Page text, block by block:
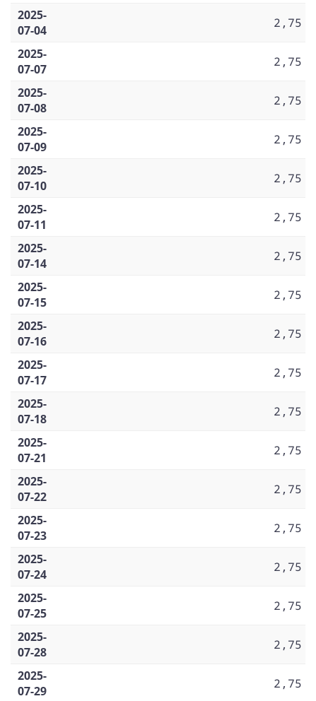
2025-
07-04
2,75
2025-
07-07
2,75
2025-
07-08
2,75
2025-
07-09
2,75
2025-
07-10
2,75
2025-
07-11
2,75
2025-
07-14
2,75
2025-
07-15
2,75
2025-
07-16
2,75
2025-
07-17
2,75
2025-
07-18
2,75
2025-
07-21
2,75
2025-
07-22
2,75
2025-
07-23
2,75
2025-
07-24
2,75
2025-
07-25
2,75
2025-
07-28
2,75
2025-
07-29
2,75